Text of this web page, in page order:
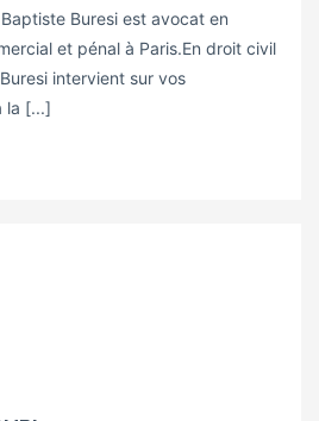
Buresi est avocat en
et pénal à Paris.En droit civil
intervient sur vos
la [...]